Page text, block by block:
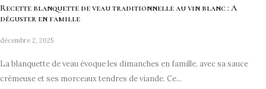
Recette blanquette de veau traditionnelle au vin blanc : A
déguster en famille
décembre 2, 2025
La blanquette de veau évoque les dimanches en famille, avec sa sauce
crémeuse et ses morceaux tendres de viande. Ce...